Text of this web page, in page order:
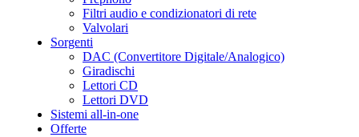
Filtri audio e condizionatori di rete
Valvolari
Sorgenti
DAC (Convertitore Digitale/Analogico)
Giradischi
Lettori CD
Lettori DVD
Sistemi all-in-one
Offerte